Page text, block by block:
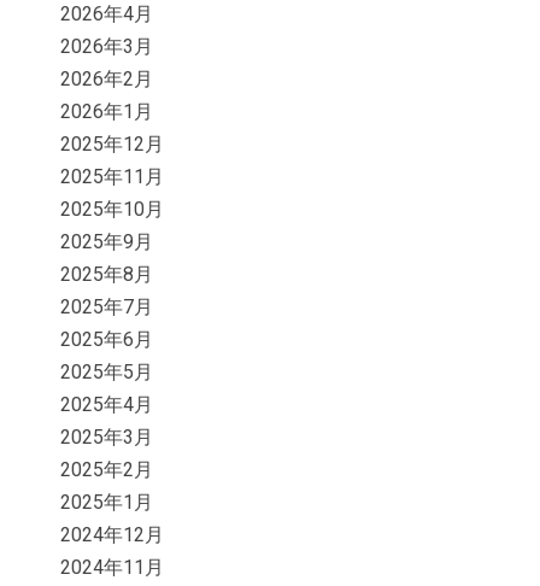
2026年4月
2026年3月
2026年2月
2026年1月
2025年12月
2025年11月
2025年10月
2025年9月
2025年8月
2025年7月
2025年6月
2025年5月
2025年4月
2025年3月
2025年2月
2025年1月
2024年12月
2024年11月